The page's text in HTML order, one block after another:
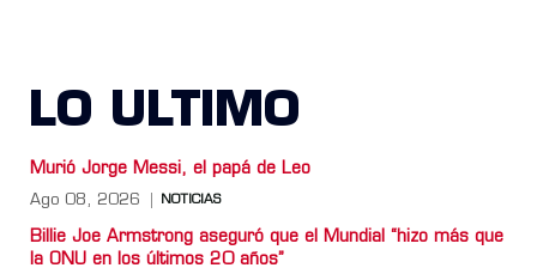
LO ULTIMO
Murió Jorge Messi, el papá de Leo
Ago 08, 2026 NOTICIAS
Billie Joe Armstrong aseguró que el Mundial “hizo más que
la ONU en los últimos 20 años”